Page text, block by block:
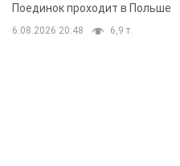
Поединок проходит в Польше
6.08.2026 20:48 6,9 т.